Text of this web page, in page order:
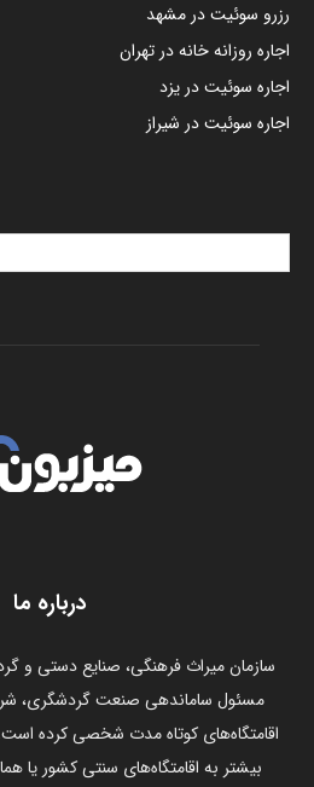
رزرو سوئیت در مشهد
اجاره روزانه خانه در تهران
اجاره سوئیت در یزد
اجاره سوئیت در شیراز
درباره ما
سازمان میراث فرهنگی، صنایع دستی و
مسئول ساماندهی صنعت گردشگری،
اقامتگاه‌های کوتاه مدت شخصی کرده
بیشتر به اقامتگاه‌های سنتی کشور یا